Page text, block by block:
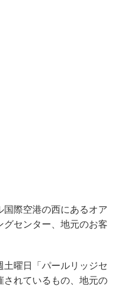
際空港の西にあるオア
グセンター、地元のお客
土曜日「パールリッジセ
されているもの、地元の